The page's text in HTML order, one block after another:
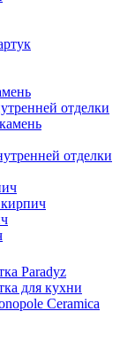
отделки
отделки
Paradyz
для кухни
Ceramica